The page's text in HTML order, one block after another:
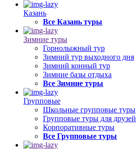
Казань
Все Казань туры
Зимние туры
Горнолыжный тур
Зимний тур выходного дня
Зимний конный тур
Зимние базы отдыха
Все Зимние туры
Групповые
Школьные групповые туры
Групповые туры для друзей
Корпоративные туры
Все Групповые туры